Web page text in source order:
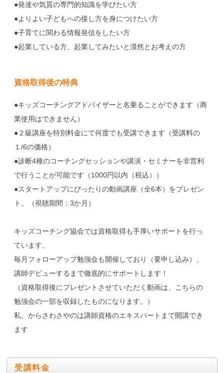
●発達や気質の専門的知識を学びたい方
●よりよい子どもへの接し方を身につけたい方
●子育てに関わる情報発信をしたい方
●起業している方、起業してみたいと漠然とお考えの方
資格取得後の特典
●キッズコーチングアドバイザーと名乗ることができます（商
業使用はできません）
●２級講座を特別料金にて何度でも受講できます（受講料の
１/6の価格）
●診断4種のコーチングセッションや講演・セミナーを非営利
で行うことが可能です（1000円以内（税込））
●スタートアップにぴったりの動画講座（全6本）をプレゼン
ト。（視聴期間：3か月）
キッズコーチング協会では資格取得も手厚いサポートを行っ
ています。
毎月フォローアップ勉強会も開催しており（要申し込み）、
講師デビューするまで徹底的にサポートします！
（資格取得後にプレゼントさせていただく動画は、こちらの
勉強会の一部を収録したものになります。）
私、からさわさやのは講師資格のエキスパートまで開講でき
ます
受講料金